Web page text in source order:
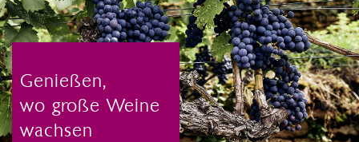
Genießen,
wo große Weine
wachsen